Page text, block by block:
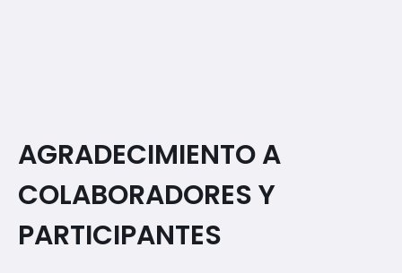
AGRADECIMIENTO A
COLABORADORES Y
PARTICIPANTES